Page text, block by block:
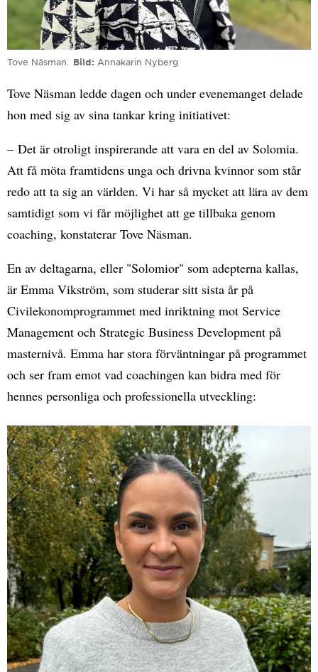
Tove Näsman. Bild Annakarin Nyberg
Tove Näsman ledde dagen och under evenemanget delade
hon med sig av sina tankar kring initiativet:
– Det är otroligt inspirerande att vara en del av Solomia.
Att få möta framtidens unga och drivna kvinnor som står
redo att ta sig an världen. Vi har så mycket att lära av dem
samtidigt som vi får möjlighet att ge tillbaka genom
coaching, konstaterar Tove Näsman.
En av deltagarna, eller "Solomior" som adepterna kallas,
är Emma Vikström, som studerar sitt sista år på
Civilekonomprogrammet med inriktning mot Service
Management och Strategic Business Development på
masternivå. Emma har stora förväntningar på programmet
och ser fram emot vad coachingen kan bidra med för
hennes personliga och professionella utveckling: